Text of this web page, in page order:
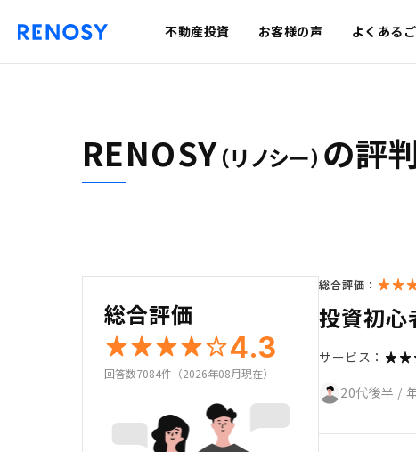
不動産投資 お客様の声 よくある
RENOSY（リノシー） の評
総合評価
4.3
回答数7084件（2026年08月現在）
総合評価：
投資初心
サービス：
20代後半 /